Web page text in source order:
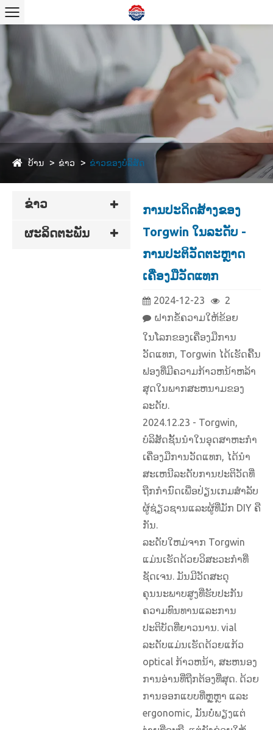
ບ້ານ ຂ່າວ ຂ່າວຂອງບໍລິສັດ
ຂ່າວ
ຜະລິດຕະພັນ
ການປະດິດສ້າງຂອງ
Torgwin ໃນລະດັບ -
ການປະຕິວັດຕະຫຼາດ
ເຄື່ອງມືວັດແທກ
2024-12-23
2
ຝາກຂໍ້ຄວາມໃຫ້ຂ້ອຍ
ໃນໂລກຂອງເຄື່ອງມືການ
ວັດແທກ, Torgwin ໄດ້ເຮັດຄື້ນ
ຟອງທີ່ມີຄວາມກ້າວຫນ້າຫລ້າ
ສຸດໃນພາກສະຫນາມຂອງ
ລະດັບ.
2024.12.23 - Torgwin,
ບໍລິສັດຊັ້ນນໍາໃນອຸດສາຫະກໍາ
ເຄື່ອງມືການວັດແທກ, ໄດ້ນໍາ
ສະເຫນີລະດັບການປະຕິວັດທີ່
ຖືກກໍານົດເພື່ອປ່ຽນເກມສໍາລັບ
ຜູ້ຊ່ຽວຊານແລະຜູ້ທີ່ມັກ DIY ຄື
ກັນ.
ລະດັບໃຫມ່ຈາກ Torgwin
ແມ່ນເຮັດດ້ວຍວິສະວະກໍາທີ່
ຊັດເຈນ. ມັນມີວັດສະດຸ
ຄຸນນະພາບສູງທີ່ຮັບປະກັນ
ຄວາມທົນທານແລະການ
ປະຕິບັດທີ່ຍາວນານ. vial
ລະດັບແມ່ນເຮັດດ້ວຍແກ້ວ
optical ກ້າວຫນ້າ, ສະຫນອງ
ການອ່ານທີ່ຖືກຕ້ອງທີ່ສຸດ. ດ້ວຍ
ການອອກແບບທີ່ຫຼູຫຼາ ແລະ
ergonomic, ມັນບໍ່ພຽງແຕ່